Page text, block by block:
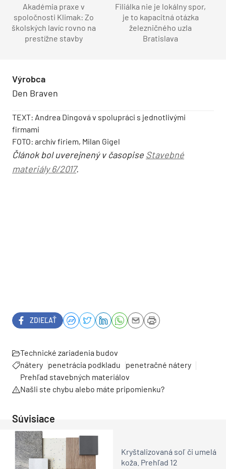
Akadémia praxe v
spoločnosti Klimak: Zo
školských lavíc rovno na
prestížne stavby
Filiálka nie je lokálny spor,
je to kapacitná otázka
železničného uzla
Bratislava
Výrobca
Den Braven
TEXT: Andrea Dingová v spolupráci s jednotlivými
firmami
FOTO: archív firiem, Milan Gigel
Článok bol uverejnený v časopise Stavebné
materiály 6/2017.
ZDIEĽAŤ
Technické zariadenia budov
nátery penetrácia podkladu
penetračné nátery
Prehľad stavebných materiálov
Našli ste chybu alebo máte pripomienku?
Súvisiace
Kryštalizovaná soľ či umelá
koža. Prehľad 12